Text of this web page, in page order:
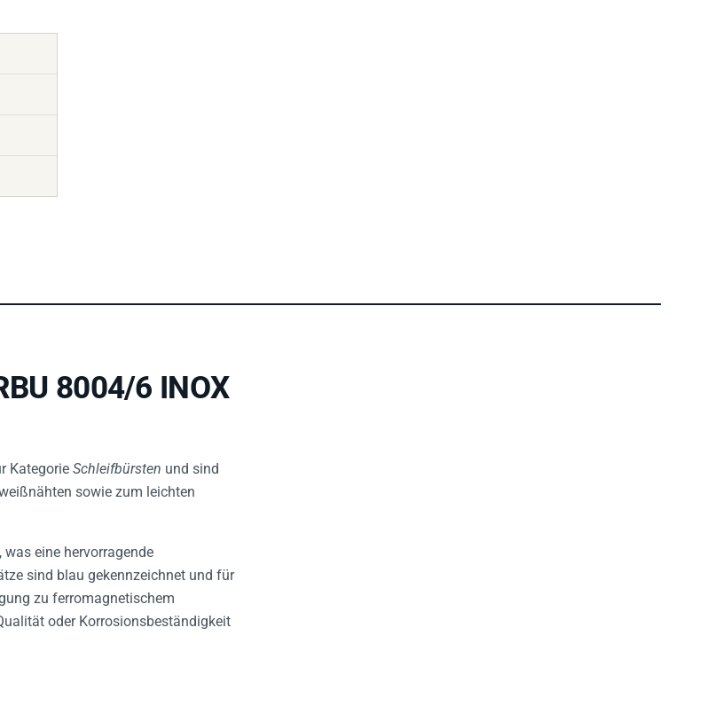
8004/6 INOX
Kategorie Schleifbürsten
und sind
sowie zum leichten
, was eine hervorragende
sind blau gekennzeichnet und für
zu ferromagnetischem
oder Korrosionsbeständigkeit